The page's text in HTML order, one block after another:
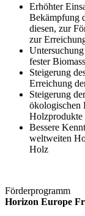
Erhöhter
Bekämpfung
diesen, zur
zur
fester
Steigerung
Erreichung
Steigerung
ökologischen
Holzprodukte
Bessere
weltweiten
Holz
Förderprogramm
Horizon Europe